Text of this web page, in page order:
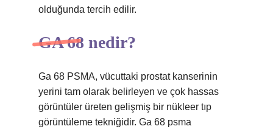
olduğunda tercih edilir.
GA 68 nedir?
Ga 68 PSMA, vücuttaki prostat kanserinin
yerini tam olarak belirleyen ve çok hassas
görüntüler üreten gelişmiş bir nükleer tıp
görüntüleme tekniğidir. Ga 68 psma